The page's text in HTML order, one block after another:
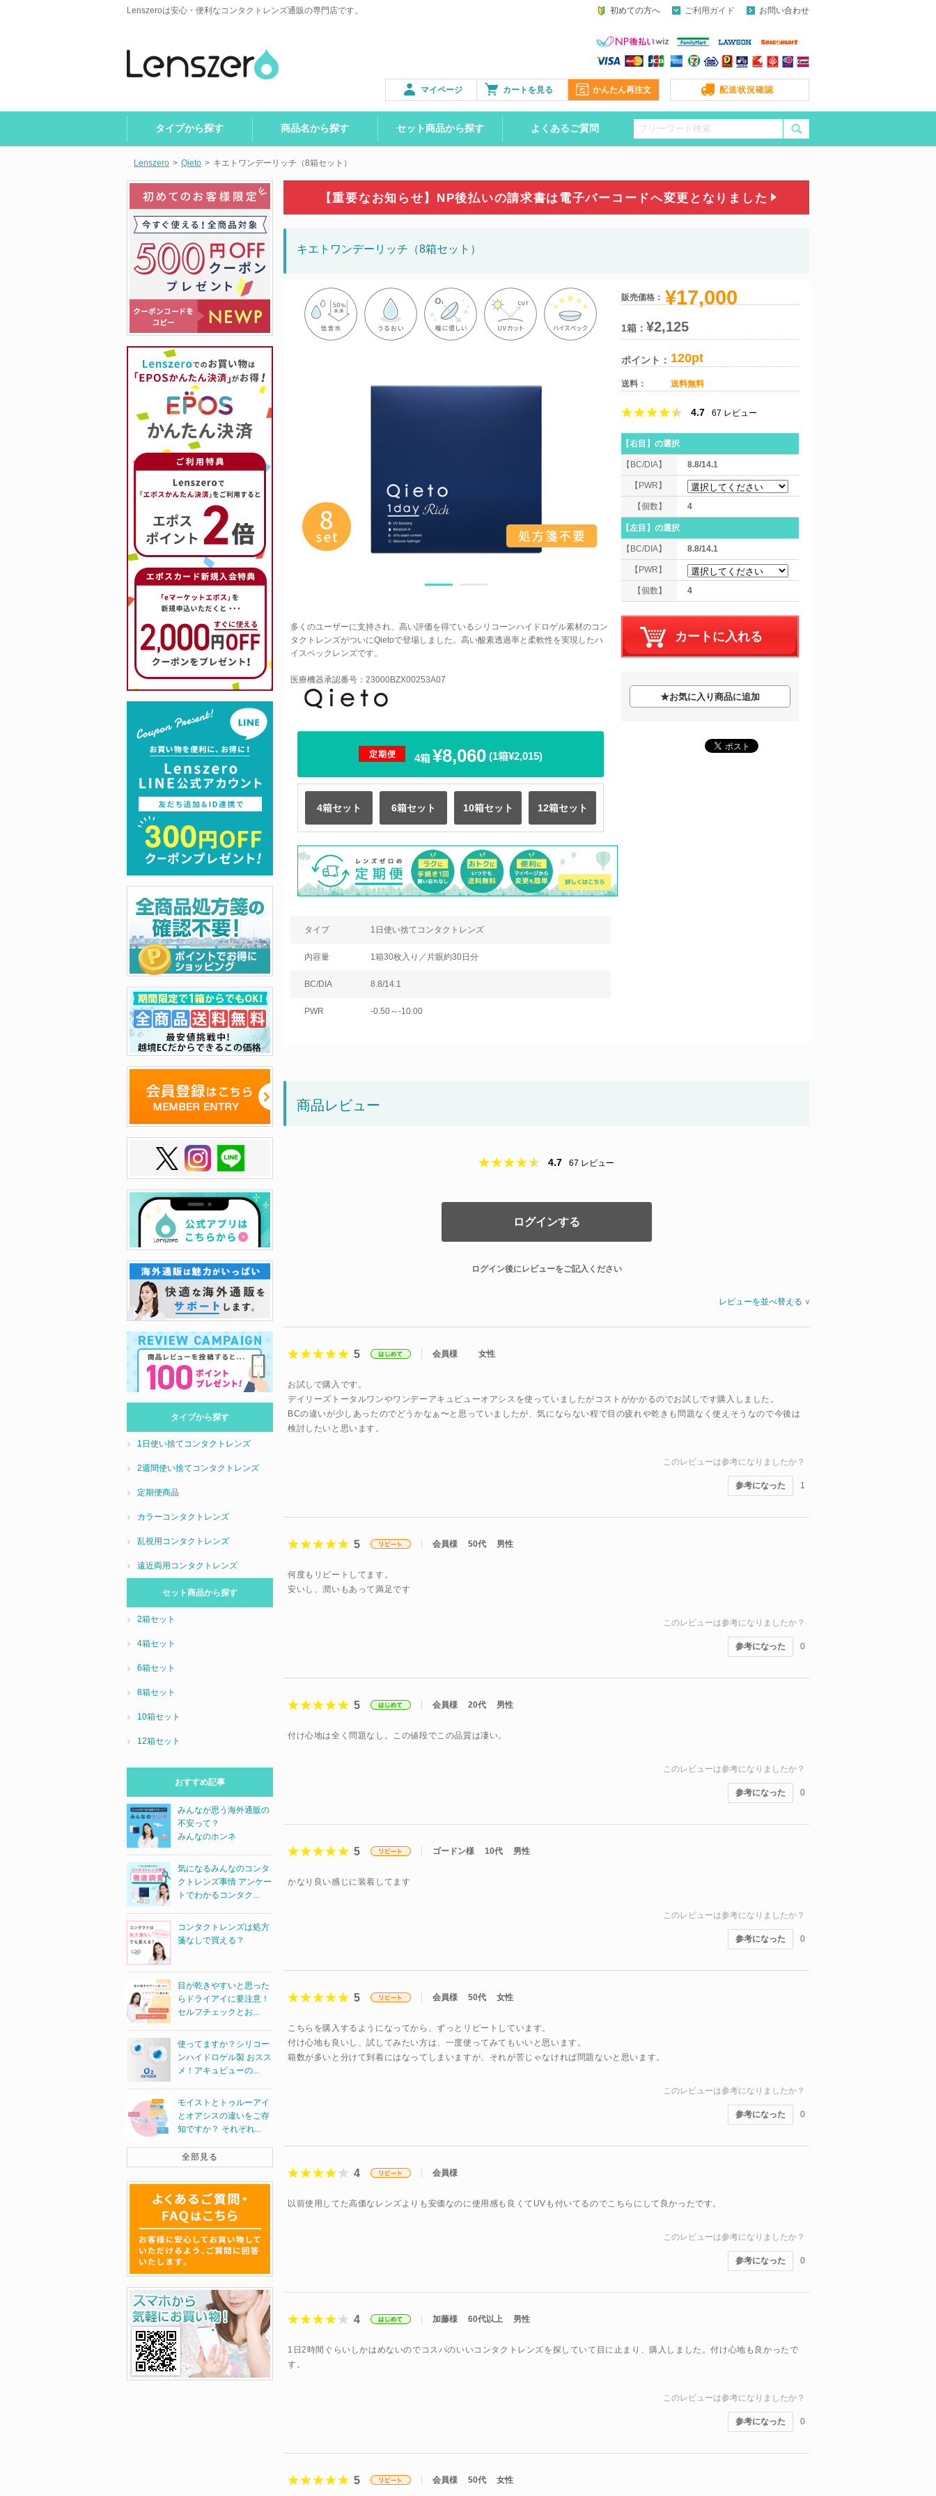
Lenszeroは安心・便利なコンタクトレンズ通販の専門店です。 初めての方へ ご利用ガイド お問い合わせ
かんたん再注文
カートを見る
マイページ 配送状況確認
タイプから探す 商品名から探す セット商品から探す よくあるご質問
Lenszero > Qieto > キエトワンデーリッチ（8箱セット）
【重要なお知らせ】NP後払いの請求書は電子バーコードへ変更となりました
キエトワンデーリッチ（8箱セット）
多くのユーザーに支持され、高い評価を得ているシリコーンハイドロゲル素材のコン
タクトレンズがついにQietoで登場しました。高い酸素透過率と柔軟性を実現したハ
イスペックレンズです。
医療機器承認番号：23000BZX00253A07
定期便 4箱¥8,060 (1箱¥2,015)
4箱セット 6箱セット 10箱セット 12箱セット
タイプ 1日使い捨てコンタクトレンズ
内容量 1箱30枚入り／片眼約30日分
BC/DIA 8.8/14.1
PWR -0.50～-10.00
販売価格： ¥17,000
1箱： ¥2,125
ポイント： 120pt
送料： 送料無料
4.7 67 レビュー
【右目】 の選択
【BC/DIA】 8.8/14.1
【PWR】
【個数】 4
【左目】 の選択
【BC/DIA】 8.8/14.1
【PWR】
【個数】 4
★お気に入り商品に追加
商品レビュー
4.7 67 レビュー
ログインする
ログイン後にレビューをご記入ください
レビューを並べ替える >
5 会員様 女性
お試しで購入です。
デイリーズトータルワンやワンデーアキュビューオアシスを使っていましたがコストがかかるのでお試しです購入しました。
BCの違いが少しあったのでどうかなぁ〜と思っていましたが、気にならない程で目の疲れや乾きも問題なく使えそうなので今後は
検討したいと思います。
このレビューは参考になりましたか？
参考になった 1
5 会員様 50代 男性
何度もリピートしてます。
安いし、潤いもあって満足です
このレビューは参考になりましたか？
参考になった 0
5 会員様 20代 男性
付け心地は全く問題なし。この値段でこの品質は凄い。
このレビューは参考になりましたか？
参考になった 0
5 ゴードン様 10代 男性
かなり良い感じに装着してます
このレビューは参考になりましたか？
参考になった 0
5 会員様 50代 女性
こちらを購入するようになってから、ずっとリピートしています。
付け心地も良いし、試してみたい方は、一度使ってみてもいいと思います。
箱数が多いと分けて到着にはなってしまいますが、それが苦じゃなければ問題ないと思います。
このレビューは参考になりましたか？
参考になった 0
4 会員様
以前使用してた高価なレンズよりも安価なのに使用感も良くてUVも付いてるのでこちらにして良かったです。
このレビューは参考になりましたか？
参考になった 0
4 加藤様 60代以上 男性
1日2時間ぐらいしかはめないのでコスパのいいコンタクトレンズを探していて目に止まり、購入しました。付け心地も良かったで
す。
このレビューは参考になりましたか？
参考になった 0
5 会員様 50代 女性
タイプから探す
1日使い捨てコンタクトレンズ
2週間使い捨てコンタクトレンズ
定期便商品
カラーコンタクトレンズ
乱視用コンタクトレンズ
遠近両用コンタクトレンズ
セット商品から探す
2箱セット
4箱セット
6箱セット
8箱セット
10箱セット
12箱セット
おすすめ記事
みんなが思う海外通販の
不安って？
みんなのホンネ
気になるみんなのコンタ
クトレンズ事情 アンケー
トでわかるコンタク...
コンタクトレンズは処方
箋なしで買える？
目が乾きやすいと思った
らドライアイに要注意！
セルフチェックとお...
使ってますか？シリコー
ンハイドロゲル製 おスス
メ！アキュビューの...
モイストとトゥルーアイ
とオアシスの違いをご存
知ですか？ それぞれ...
全部見る